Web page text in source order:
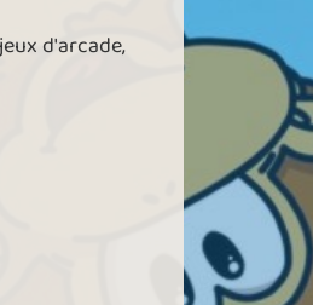
d'arcade,